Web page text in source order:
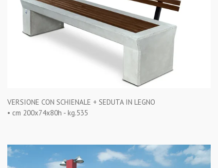
VERSIONE CON SCHIENALE + SEDUTA IN LEGNO
• cm 200x74x80h - kg.535